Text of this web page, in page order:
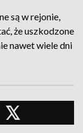
są w rejonie,
że uszkodzone
nawet wiele dni